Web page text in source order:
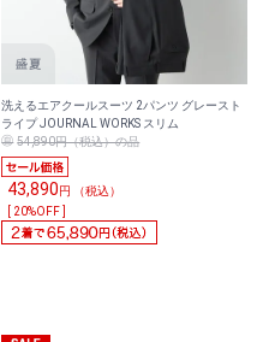
洗えるエアクールスーツ 2パンツ グレースト
ライプ JOURNAL WORKS スリム
54,890円（税込）の品
43,890円 （税込）
[ 20%OFF ]